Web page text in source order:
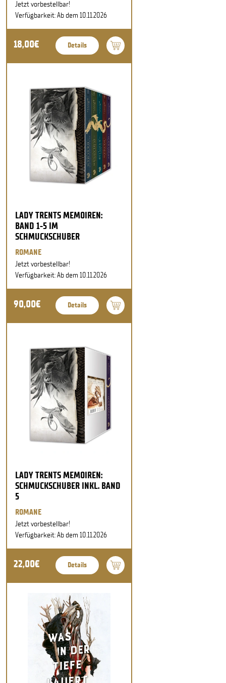
Jetzt vorbestellbar!
Verfügbarkeit: Ab dem 10.11.2026
18,00€ Details
LADY TRENTS MEMOIREN:
BAND 1-5 IM
SCHMUCKSCHUBER
ROMANE
Jetzt vorbestellbar!
Verfügbarkeit: Ab dem 10.11.2026
90,00€ Details
LADY TRENTS MEMOIREN:
SCHMUCKSCHUBER INKL. BAND
5
ROMANE
Jetzt vorbestellbar!
Verfügbarkeit: Ab dem 10.11.2026
22,00€ Details